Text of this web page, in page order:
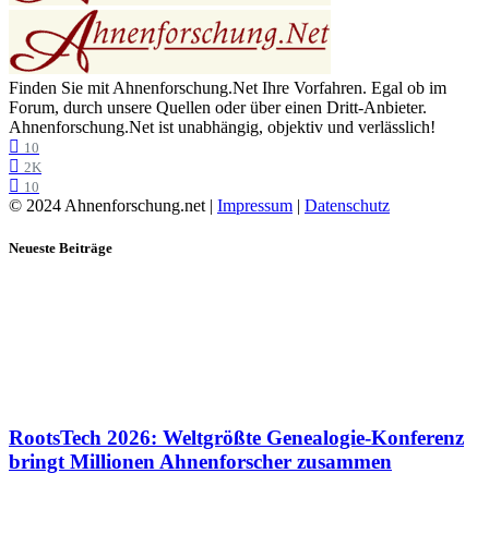
Finden Sie mit Ahnenforschung.Net Ihre Vorfahren. Egal ob im
Forum, durch unsere Quellen oder über einen Dritt-Anbieter.
Ahnenforschung.Net ist unabhängig, objektiv und verlässlich!
10
2K
10
© 2024 Ahnenforschung.net | Impressum | Datenschutz
Neueste Beiträge
RootsTech 2026: Weltgrößte Genealogie-Konferenz
bringt Millionen Ahnenforscher zusammen